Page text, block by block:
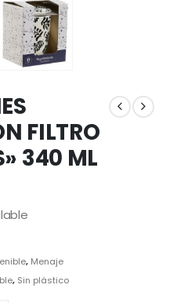
FILTRO
340 ML
, Menaje
, Sin plástico